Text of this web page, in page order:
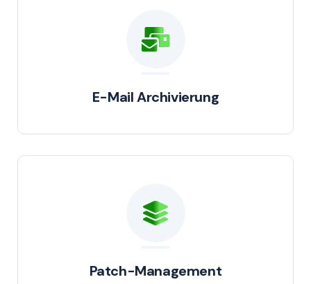
E-Mail Archivierung
Patch-Management